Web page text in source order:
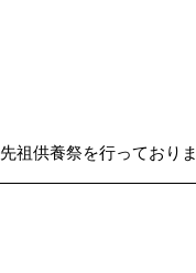
祖供養祭を行っており